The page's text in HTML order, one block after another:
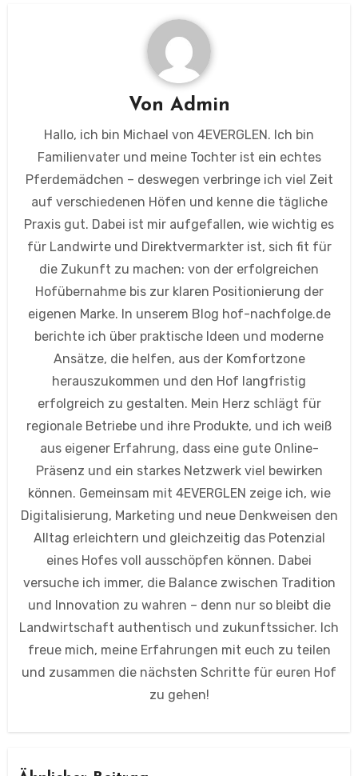
Von Admin
Hallo, ich bin Michael von 4EVERGLEN. Ich bin
Familienvater und meine Tochter ist ein echtes
Pferdemädchen – deswegen verbringe ich viel Zeit
auf verschiedenen Höfen und kenne die tägliche
Praxis gut. Dabei ist mir aufgefallen, wie wichtig es
für Landwirte und Direktvermarkter ist, sich fit für
die Zukunft zu machen: von der erfolgreichen
Hofübernahme bis zur klaren Positionierung der
eigenen Marke. In unserem Blog hof-nachfolge.de
berichte ich über praktische Ideen und moderne
Ansätze, die helfen, aus der Komfortzone
herauszukommen und den Hof langfristig
erfolgreich zu gestalten. Mein Herz schlägt für
regionale Betriebe und ihre Produkte, und ich weiß
aus eigener Erfahrung, dass eine gute Online-
Präsenz und ein starkes Netzwerk viel bewirken
können. Gemeinsam mit 4EVERGLEN zeige ich, wie
Digitalisierung, Marketing und neue Denkweisen den
Alltag erleichtern und gleichzeitig das Potenzial
eines Hofes voll ausschöpfen können. Dabei
versuche ich immer, die Balance zwischen Tradition
und Innovation zu wahren – denn nur so bleibt die
Landwirtschaft authentisch und zukunftssicher. Ich
freue mich, meine Erfahrungen mit euch zu teilen
und zusammen die nächsten Schritte für euren Hof
zu gehen!